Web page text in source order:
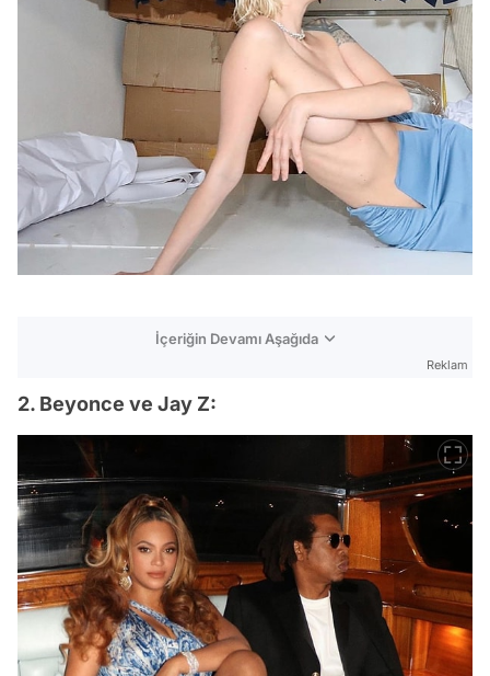
İçeriğin Devamı Aşağıda
Reklam
2. Beyonce ve Jay Z: